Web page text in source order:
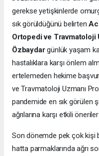
gerekse yetişkinlerde
sık görüldüğünü belirten
Ortopedi ve Travmatoloji
Özbaydargünlük yaşam
hastalıklara karşı önlem
ertelemeden hekime
ve Travmatoloji Uzmanı
pandemide en sık görülen
ağrılarına karşı etkili
Son dönemde pek çok kişi
hatta parmaklarında ağrı